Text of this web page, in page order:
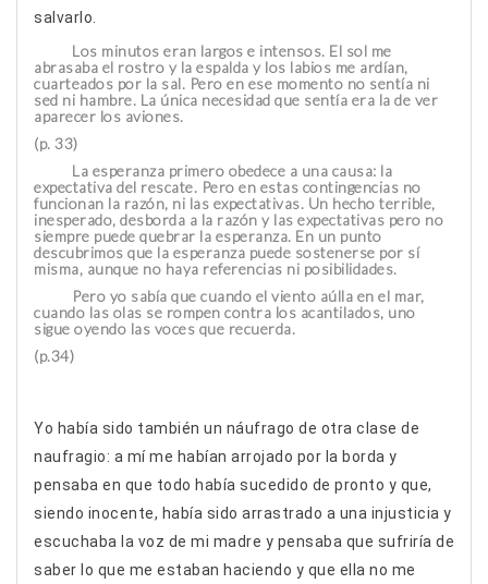
salvarlo.
Los minutos eran largos e intensos. El sol me
abrasaba el rostro y la espalda y los labios me ardían,
cuarteados por la sal. Pero en ese momento no sentía ni
sed ni hambre. La única necesidad que sentía era la de ver
aparecer los aviones.
(p. 33)
La esperanza primero obedece a una causa: la
expectativa del rescate. Pero en estas contingencias no
funcionan la razón, ni las expectativas. Un hecho terrible,
inesperado, desborda a la razón y las expectativas pero no
siempre puede quebrar la esperanza. En un punto
descubrimos que la esperanza puede sostenerse por sí
misma, aunque no haya referencias ni posibilidades.
Pero yo sabía que cuando el viento aúlla en el mar,
cuando las olas se rompen contra los acantilados, uno
sigue oyendo las voces que recuerda.
(p.34)
Yo había sido también un náufrago de otra clase de
naufragio: a mí me habían arrojado por la borda y
pensaba en que todo había sucedido de pronto y que,
siendo inocente, había sido arrastrado a una injusticia y
escuchaba la voz de mi madre y pensaba que sufriría de
saber lo que me estaban haciendo y que ella no me